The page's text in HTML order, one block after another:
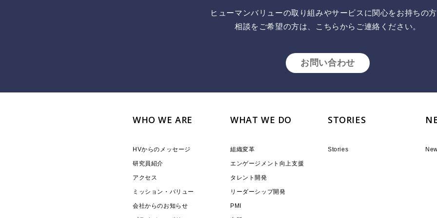
ヒューマンバリューの取り組みやサービスに関心をお持ちの方
相談をご希望の方は、こちらからご連絡ください。
お問い合わせ
WHO WE ARE
HVからのメッセージ
研究員紹介
アクセス
ミッション・バリュー
会社からのお知らせ
WHAT WE DO
組織変革
エンゲージメント向上支援
タレント開発
リーダーシップ開発
PMI
STORIES
Stories